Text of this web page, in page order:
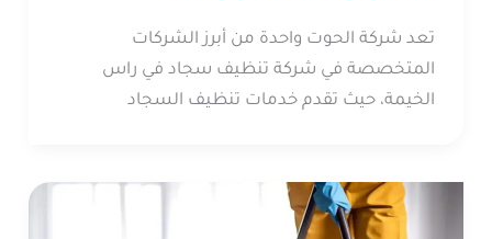
تعد شركة الحوت واحدة من أبرز الشركات
المتخصصة في شركة تنظيف سجاد في راس
الخيمة، حيث تقدم خدمات تنظيف السجاد